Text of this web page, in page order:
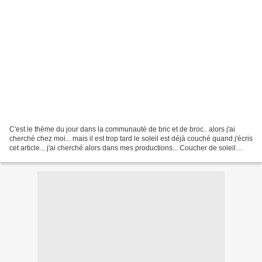
C'est le thème du jour dans la communauté de bric et de broc.. alors j'ai
cherché chez moi... mais il est trop tard le soleil est déjà couché quand j'écris
cet article... j'ai cherché alors dans mes productions... Coucher de soleil